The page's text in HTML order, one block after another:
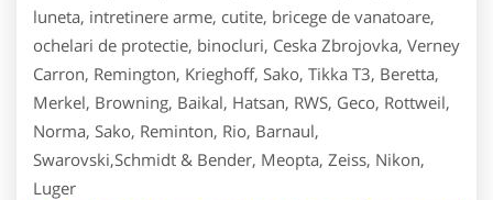
luneta, intretinere arme, cutite, bricege de vanatoare,
ochelari de protectie, binocluri, Ceska Zbrojovka, Verney
Carron, Remington, Krieghoff, Sako, Tikka T3, Beretta,
Merkel, Browning, Baikal, Hatsan, RWS, Geco, Rottweil,
Norma, Sako, Reminton, Rio, Barnaul,
Swarovski,Schmidt & Bender, Meopta, Zeiss, Nikon,
Luger